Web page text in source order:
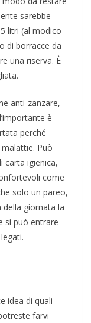
sarebbe
litri (al modico
di borracce da
una riserva. È
anti-zanzare,
è
perché
Può
carta igienica,
come
solo un pareo,
giornata la
si può entrare
idea di quali
farvi